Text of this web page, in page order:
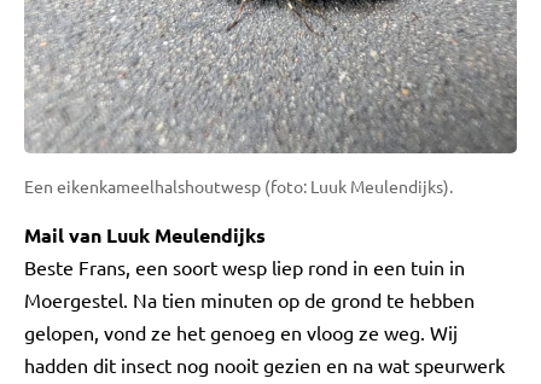
Een eikenkameelhalshoutwesp (foto: Luuk Meulendijks).
Mail van Luuk Meulendijks
Beste Frans, een soort wesp liep rond in een tuin in
Moergestel. Na tien minuten op de grond te hebben
gelopen, vond ze het genoeg en vloog ze weg. Wij
hadden dit insect nog nooit gezien en na wat speurwerk